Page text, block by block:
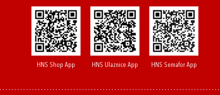
HNS Shop App HNS Ulaznice App HNS Semafor App